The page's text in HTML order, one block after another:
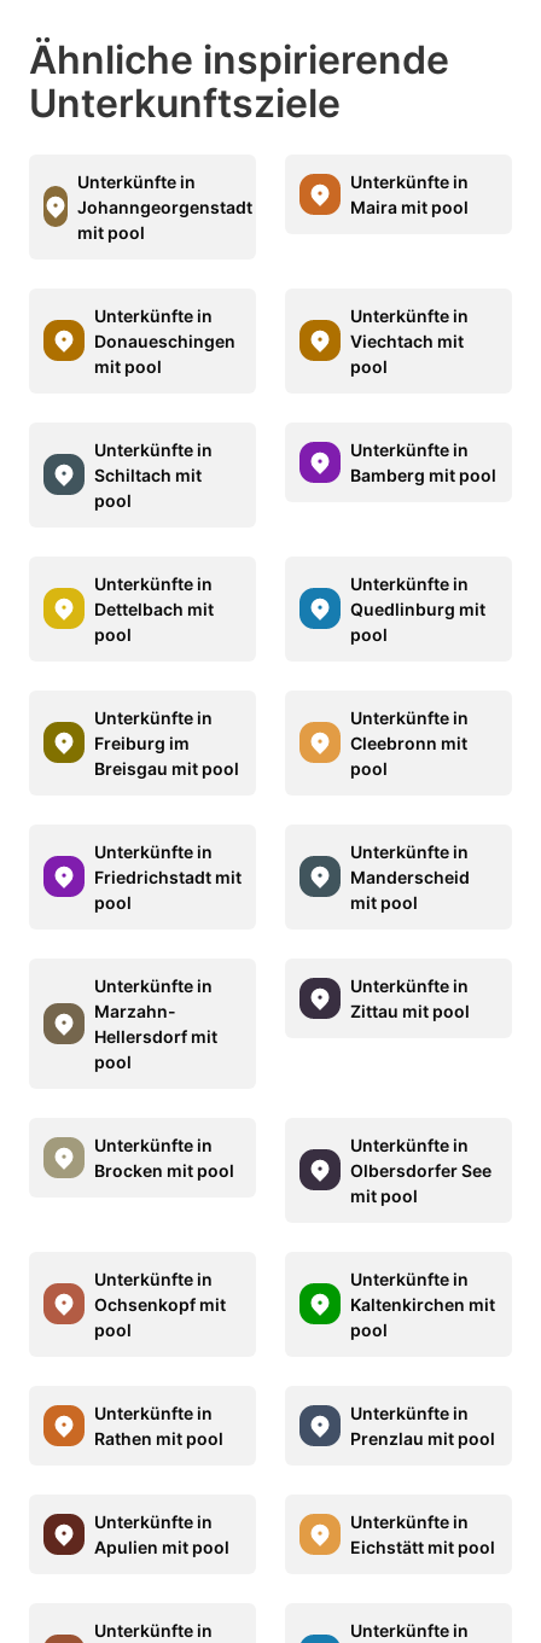
Ähnliche inspirierende
Unterkunftsziele
Unterkünfte in
Johanngeorgenstadt
mit pool
Unterkünfte in
Maira mit pool
Unterkünfte in
Donaueschingen
mit pool
Unterkünfte in
Viechtach mit
pool
Unterkünfte in
Schiltach mit
pool
Unterkünfte in
Bamberg mit pool
Unterkünfte in
Dettelbach mit
pool
Unterkünfte in
Quedlinburg mit
pool
Unterkünfte in
Freiburg im
Breisgau mit pool
Unterkünfte in
Cleebronn mit
pool
Unterkünfte in
Friedrichstadt mit
pool
Unterkünfte in
Manderscheid
mit pool
Unterkünfte in
Marzahn-
Hellersdorf mit
pool
Unterkünfte in
Zittau mit pool
Unterkünfte in
Brocken mit pool
Unterkünfte in
Olbersdorfer See
mit pool
Unterkünfte in
Ochsenkopf mit
pool
Unterkünfte in
Kaltenkirchen mit
pool
Unterkünfte in
Rathen mit pool
Unterkünfte in
Prenzlau mit pool
Unterkünfte in
Apulien mit pool
Unterkünfte in
Eichstätt mit pool
Unterkünfte in
Unterkünfte in